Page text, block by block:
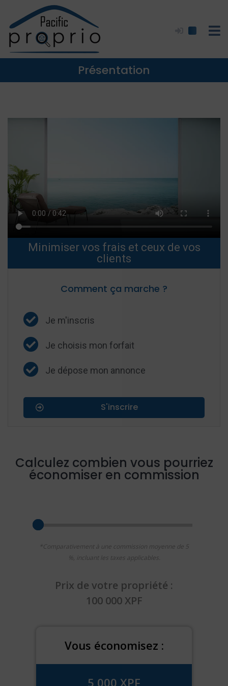
Présentation
Minimiser vos frais et ceux de vos
clients
Comment ça marche ?
Je m'inscris
Je choisis mon forfait
Je dépose mon annonce
S'inscrire
Calculez combien vous pourriez
économiser en commission
*Comparativement à une commission moyenne de 5
%, incluant les taxes applicables.
Prix de votre propriété :
100 000 XPF
Vous économisez :
5 000 XPF